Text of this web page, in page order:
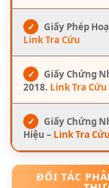
✓
Giấy Phép
Link Tra Cứu
✓
Giấy Chứng
2018. Link Tra Cứu
✓
Giấy Chứng
Hiệu – Link Tra Cứu
ĐỐI TÁC